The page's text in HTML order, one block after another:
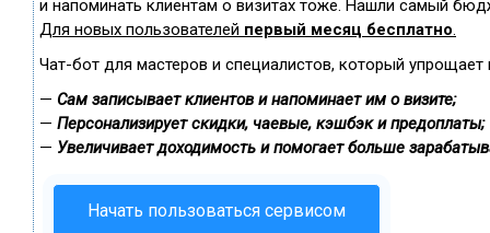
и напоминать клиентам о визитах тоже. Нашли самый
Для новых пользователей первый месяц бесплатно.
Чат-бот для мастеров и специалистов, который упрощает
— Сам записывает клиентов и напоминает им о визите;
— Персонализирует скидки, чаевые, кэшбэк и предоплаты;
— Увеличивает доходимость и помогает больше
Начать пользоваться сервисом